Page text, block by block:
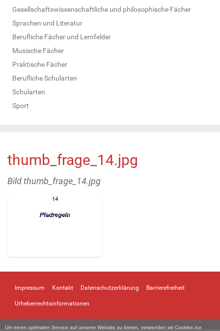
Um einen optimalen Service auf unserer Website zu bieten, verwenden wir Cookies zur
Gesellschaftswissenschaftliche und philosophische Fächer
Sprachen und Literatur
Berufliche Fächer und Lernfelder
Musische Fächer
Praktische Fächer
Berufliche Schularten
Schularten
Sport
thumb_frage_14.jpg
Bild thumb_frage_14.jpg
e
g
e
i
Impressum Kontakt Datenschutzerklärung Barrierefreiheit
Urheberrechtsinformationen